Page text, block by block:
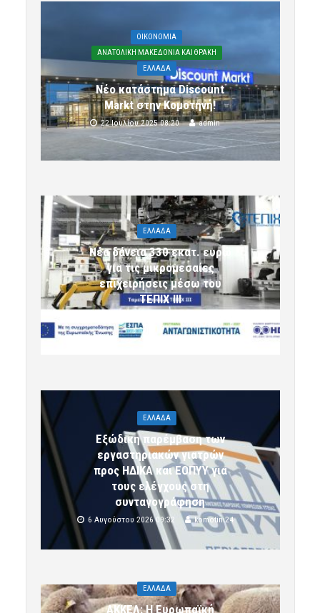
OIKONOMIA
ΑΝΑΤΟΛΙΚΗ ΜΑΚΕΔΟΝΙΑ ΚΑΙ ΘΡΑΚΗ
ΕΛΛΑΔΑ
Νέο κατάστημα Discount
Markt στην Κομοτηνή!
22 Ιουλίου 2025 08:20 admin
ΕΛΛΑΔΑ
Νέα δάνεια 330 εκατ. ευρώ
για τις μικρομεσαίες
επιχειρήσεις μέσω του
ΤΕΠΙΧ ΙΙΙ
ΕΛΛΑΔΑ
Εξώδικη παρέμβαση των
εργαστηριακών γιατρών
προς ΗΔΙΚΑ και ΕΟΠΥΥ για
τους ελέγχους στη
συνταγογράφηση
6 Αυγούστου 2026 09:32 komotini24
ΕΛΛΑΔΑ
ΑΚΚΕΛ: Η Ευρωπαϊκή